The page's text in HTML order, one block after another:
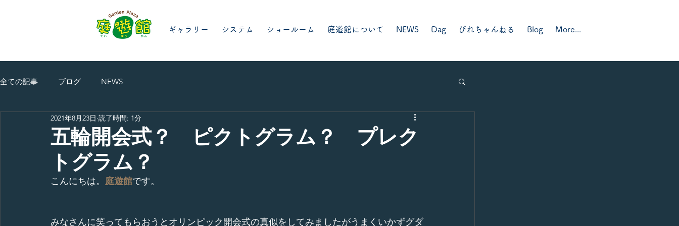
ギャラリー システム ショールーム 庭遊館について NEWS Dag ぴれちゃんねる Blog More...
全ての記事 ブログ NEWS
五輪開会式？ ピクトグラム？ プレク
トグラム？
2021年8月23日 読了時間: 1分
こんにちは。 庭遊館です。
みなさんに笑ってもらおうとオリンピック開会式の真似をしてみましたがうまくいかずグダ